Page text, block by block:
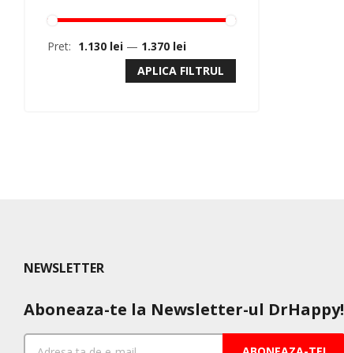
Pret: 1.130 lei — 1.370 lei
APLICA FILTRUL
NEWSLETTER
Aboneaza-te la Newsletter-ul DrHappy!